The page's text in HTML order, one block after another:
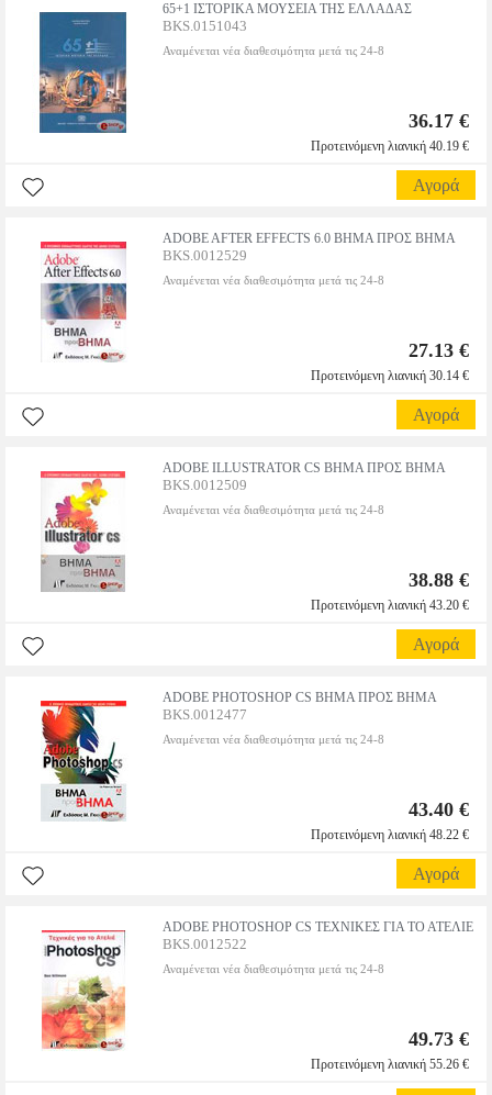
65+1 ΙΣΤΟΡΙΚΑ ΜΟΥΣΕΙΑ ΤΗΣ ΕΛΛΑΔΑΣ
BKS.0151043
Αναμένεται νέα διαθεσιμότητα μετά τις 24-8
36.17 €
Προτεινόμενη λιανική 40.19 €
Αγορά
ADOBE AFTER EFFECTS 6.0 ΒΗΜΑ ΠΡΟΣ ΒΗΜΑ
BKS.0012529
Αναμένεται νέα διαθεσιμότητα μετά τις 24-8
27.13 €
Προτεινόμενη λιανική 30.14 €
Αγορά
ADOBE ILLUSTRATOR CS ΒΗΜΑ ΠΡΟΣ ΒΗΜΑ
BKS.0012509
Αναμένεται νέα διαθεσιμότητα μετά τις 24-8
38.88 €
Προτεινόμενη λιανική 43.20 €
Αγορά
ADOBE PHOTOSHOP CS ΒΗΜΑ ΠΡΟΣ ΒΗΜΑ
BKS.0012477
Αναμένεται νέα διαθεσιμότητα μετά τις 24-8
43.40 €
Προτεινόμενη λιανική 48.22 €
Αγορά
ADOBE PHOTOSHOP CS ΤΕΧΝΙΚΕΣ ΓΙΑ ΤΟ ΑΤΕΛΙΕ
BKS.0012522
Αναμένεται νέα διαθεσιμότητα μετά τις 24-8
49.73 €
Προτεινόμενη λιανική 55.26 €